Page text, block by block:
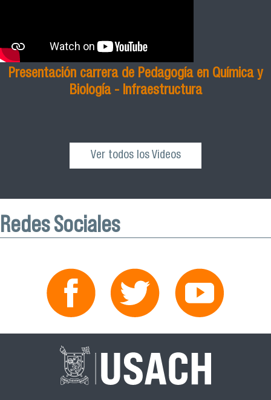
Presentación carrera de Pedagogía en Química y
Biología - Infraestructura
Ver todos los Videos
Redes Sociales